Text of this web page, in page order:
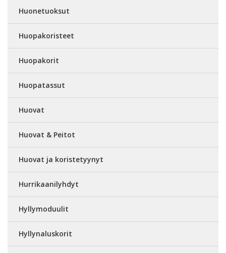
Huonetuoksut
Huopakoristeet
Huopakorit
Huopatassut
Huovat
Huovat & Peitot
Huovat ja koristetyynyt
Hurrikaanilyhdyt
Hyllymoduulit
Hyllynaluskorit